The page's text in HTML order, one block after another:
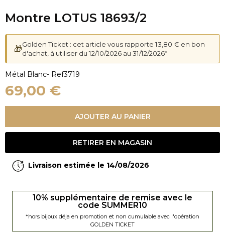
Montre LOTUS 18693/2
🎁Golden Ticket : cet article vous rapporte 13,80 € en bon
d'achat, à utiliser du 12/10/2026 au 31/12/2026*
Métal Blanc- Ref3719
69,00 €
AJOUTER AU PANIER
RETIRER EN MAGASIN
Livraison estimée le 14/08/2026
10% supplémentaire de remise avec le
code SUMMER10
*hors bijoux déja en promotion et non cumulable avec l'opération
GOLDEN TICKET